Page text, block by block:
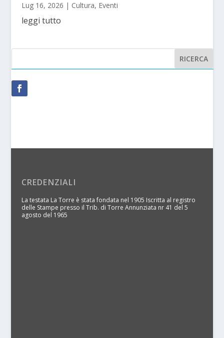
Lug 16, 2026 | Cultura, Eventi
leggi tutto
CREDENZIALI
La testata La Torre è stata fondata nel 1905 Iscritta al registro
delle Stampe presso il Trib. di Torre Annunziata nr 41 del 5
agosto del 1965